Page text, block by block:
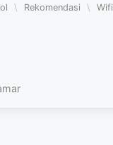
\ Rekomendasi \ Wifi